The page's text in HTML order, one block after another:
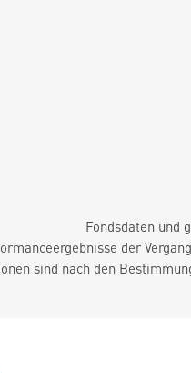
Fondsdaten und
der
sind nach den